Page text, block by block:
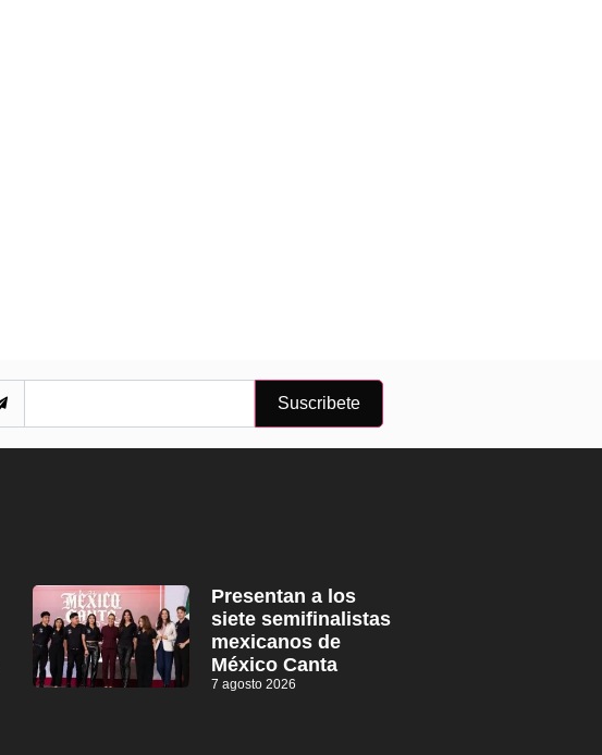
Suscribete
Presentan a los
siete semifinalistas
mexicanos de
México Canta
7 agosto 2026